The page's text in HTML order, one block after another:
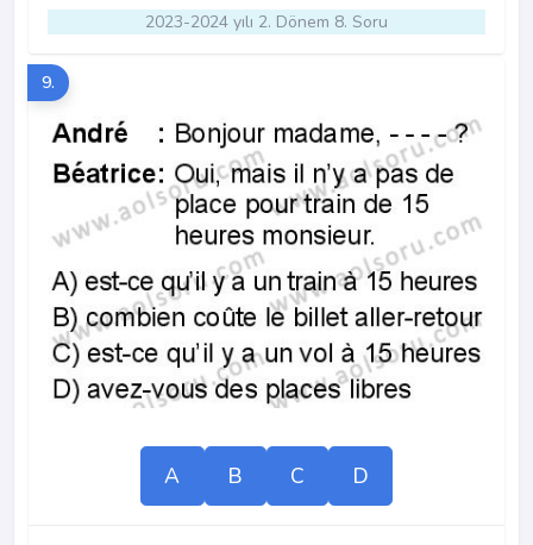
2023-2024 yılı 2. Dönem 8. Soru
9.
A B C D